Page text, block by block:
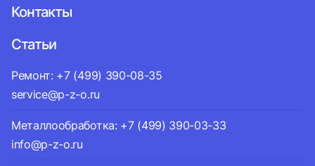
Контакты
Статьи
Ремонт: +7 (499) 390-08-35
service@p-z-o.ru
Металлообработка: +7 (499) 390-03-33
info@p-z-o.ru